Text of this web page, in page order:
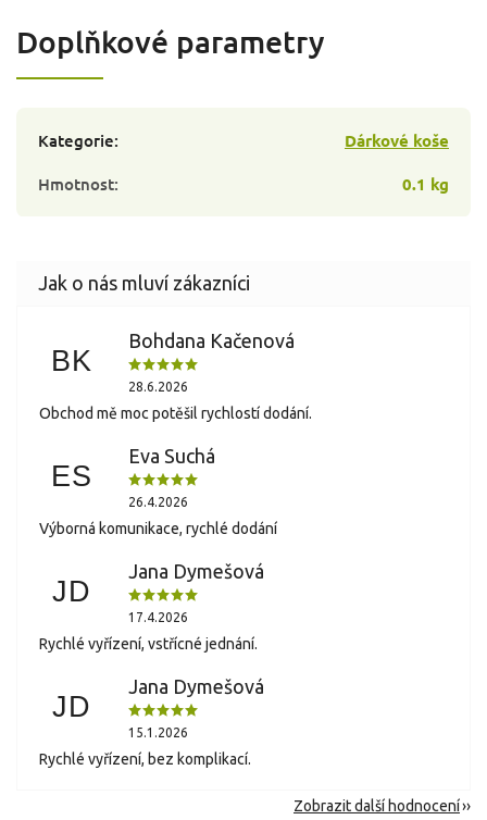
Doplňkové parametry
Kategorie:
Dárkové koše
Hmotnost: 0.1 kg
BK
Bohdana Kačenová
28.6.2026
Obchod mě moc potěšil rychlostí dodání.
ES
Eva Suchá
26.4.2026
Výborná komunikace, rychlé dodání
JD
Jana Dymešová
17.4.2026
Rychlé vyřízení, vstřícné jednání.
JD
Jana Dymešová
15.1.2026
Rychlé vyřízení, bez komplikací.
Zobrazit další hodnocení